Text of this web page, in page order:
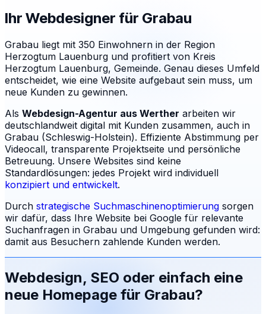
Ihr Webdesigner für Grabau
Grabau liegt mit 350 Einwohnern in der Region
Herzogtum Lauenburg und profitiert von Kreis
Herzogtum Lauenburg, Gemeinde. Genau dieses Umfeld
entscheidet, wie eine Website aufgebaut sein muss, um
neue Kunden zu gewinnen.
Als Webdesign-Agentur aus Werther arbeiten wir
deutschlandweit digital mit Kunden zusammen, auch in
Grabau (Schleswig-Holstein). Effiziente Abstimmung per
Videocall, transparente Projektseite und persönliche
Betreuung. Unsere Websites sind keine
Standardlösungen: jedes Projekt wird individuell
konzipiert und entwickelt.
Durch strategische Suchmaschinenoptimierung sorgen
wir dafür, dass Ihre Website bei Google für relevante
Suchanfragen in Grabau und Umgebung gefunden wird:
damit aus Besuchern zahlende Kunden werden.
Webdesign, SEO oder einfach eine
neue Homepage für Grabau?